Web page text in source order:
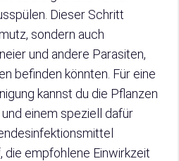
Dieser Schritt
sondern auch
und andere Parasiten,
befinden könnten. Für eine
kannst du die Pflanzen
einem speziell dafür
die empfohlene Einwirkzeit